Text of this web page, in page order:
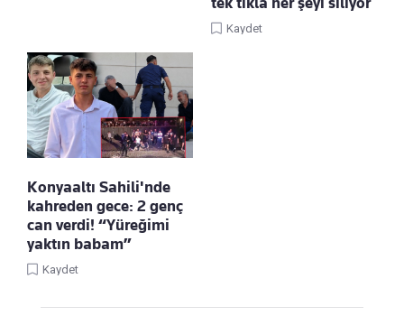
Kaydet
Konyaaltı Sahili'nde
kahreden gece: 2 genç
can verdi! “Yüreğimi
yaktın babam”
Kaydet